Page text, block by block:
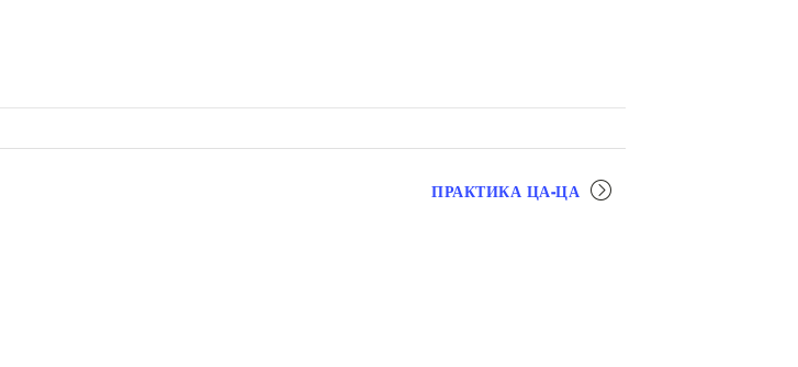
ПРАКТИКА ЦА-ЦА